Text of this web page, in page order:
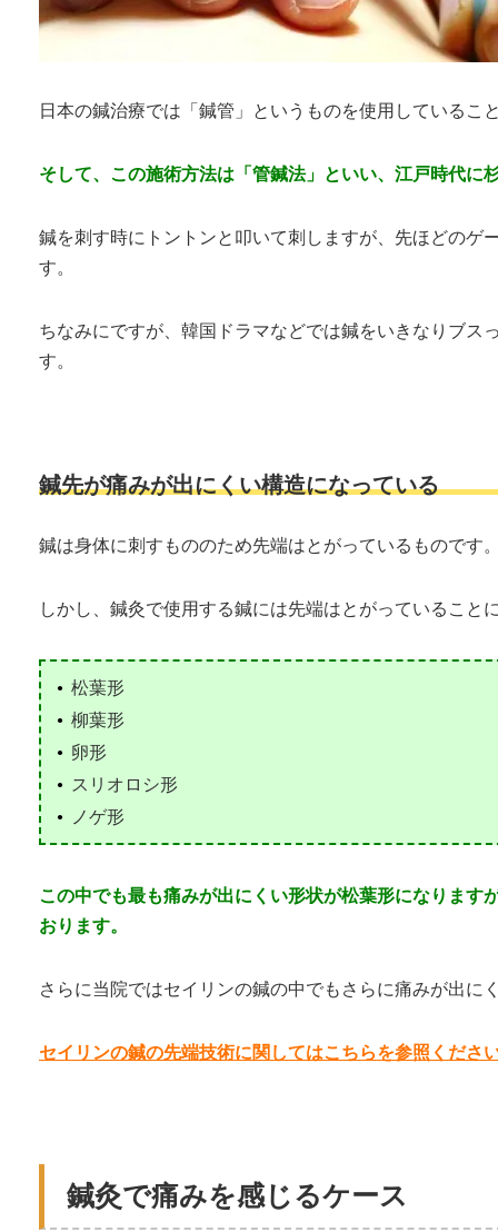
日本の鍼治療では「鍼管」というものを使用しているこ
そして、この施術方法は「管鍼法」といい、江戸時代に
鍼を刺す時にトントンと叩いて刺しますが、先ほどのゲ
す。
ちなみにですが、韓国ドラマなどでは鍼をいきなりブス
す。
鍼先が痛みが出にくい構造になっている
鍼は身体に刺すもののため先端はとがっているものです
しかし、鍼灸で使用する鍼には先端はとがっているこ
松葉形
柳葉形
卵形
スリオロシ形
ノゲ形
この中でも最も痛みが出にくい形状が松葉形になります
おります。
さらに当院ではセイリンの鍼の中でもさらに痛みが出に
セイリンの鍼の先端技術に関してはこちらを参照くださ
鍼灸で痛みを感じるケース